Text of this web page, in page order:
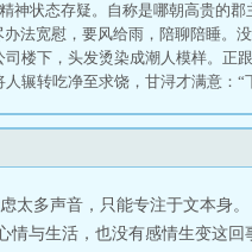
神状态存疑。自称是哪朝高贵的
法宽慰，要风给雨，陪聊陪睡。
下，头发烫染成潮人模样。正
转吃净至求饶，甘浔才满意：“
贵，万千宠爱，此生只有两个
是件幸事。有被女人拒绝的先例
地反过来求爱。甘浔知道，竟然
擦眼泪。又带着点心疼：“不要
太多声音，只能专注于文本身
与生活，也没有感情生变这